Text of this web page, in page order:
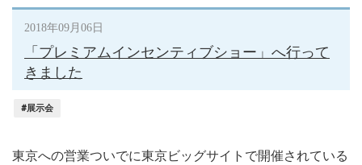
2018年09月06日
「プレミアムインセンティブショー」へ行って
きました
#展示会
東京への営業ついでに東京ビッグサイトで開催されている